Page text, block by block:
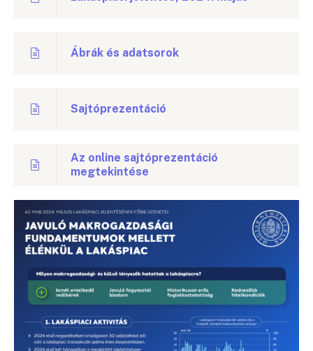
Ábrák és adatsorok
Sajtóprezentáció
Az online sajtóprezentáció
megtekintése